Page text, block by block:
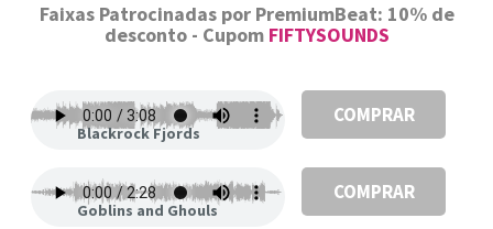
Faixas Patrocinadas por PremiumBeat: 10% de
desconto - Cupom FIFTYSOUNDS
Blackrock Fjords
COMPRAR
Goblins and Ghouls
COMPRAR